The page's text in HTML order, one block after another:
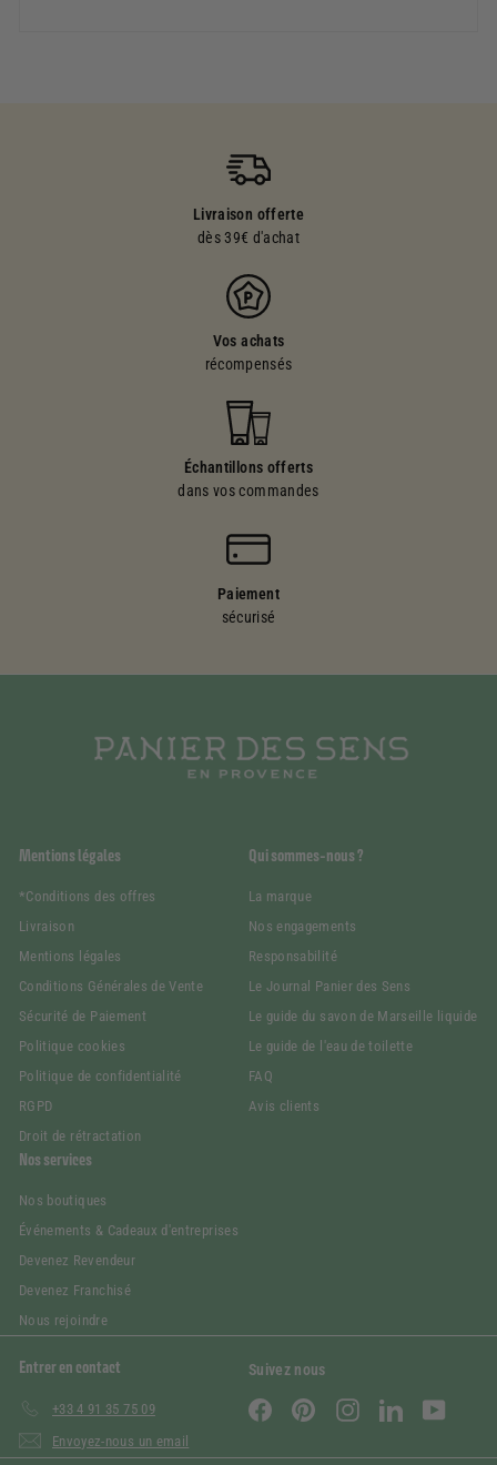
Livraison offerte
dès 39€ d'achat
Vos achats
récompensés
Échantillons offerts
dans vos commandes
Paiement
sécurisé
Mentions légales
*Conditions des offres
Livraison
Mentions légales
Conditions Générales de Vente
Sécurité de Paiement
Politique cookies
Politique de confidentialité
RGPD
Droit de rétractation
Qui sommes-nous ?
La marque
Nos engagements
Responsabilité
Le Journal Panier des Sens
Le guide du savon de Marseille liquide
Le guide de l'eau de toilette
FAQ
Avis clients
Nos services
Nos boutiques
Événements & Cadeaux d'entreprises
Devenez Revendeur
Devenez Franchisé
Nous rejoindre
Entrer en contact
+33 4 91 35 75 09
Envoyez-nous un email
Suivez nous
FacebookPinterestInstagramLinkedIn